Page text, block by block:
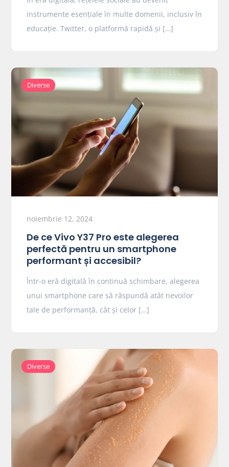
instrumente esențiale în multe domenii, inclusiv în
educație. Twitter, o platformă rapidă și […]
Diverse
noiembrie 12, 2024
De ce Vivo Y37 Pro este alegerea
perfectă pentru un smartphone
performant și accesibil?
Într-o eră digitală în continuă schimbare, alegerea
unui smartphone care să răspundă atât nevoilor
tale de performanță, cât și celor […]
Diverse